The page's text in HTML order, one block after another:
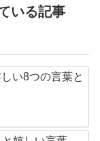
いる記事
い8つの言葉と